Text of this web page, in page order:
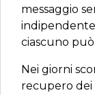
messaggio
ciascuno
Nei giorni
recupero dei